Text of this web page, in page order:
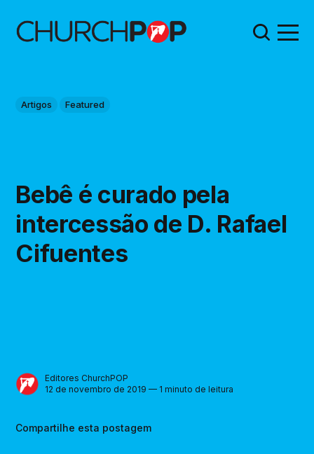
Artigos Featured
Bebê é curado pela
intercessão de D. Rafael
Cifuentes
Editores ChurchPOP
12 de novembro de 2019 — 1 minuto de leitura
Compartilhe esta postagem